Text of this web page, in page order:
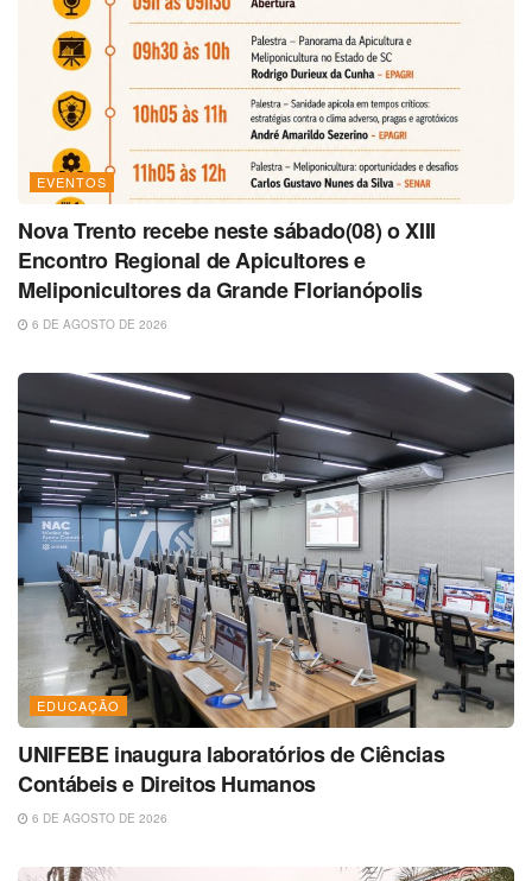
EVENTOS
Nova Trento recebe neste sábado(08) o XIII
Encontro Regional de Apicultores e
Meliponicultores da Grande Florianópolis
6 DE AGOSTO DE 2026
EDUCAÇÃO
UNIFEBE inaugura laboratórios de Ciências
Contábeis e Direitos Humanos
6 DE AGOSTO DE 2026